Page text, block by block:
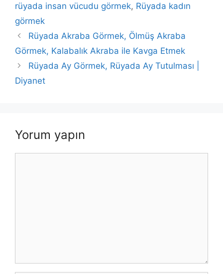
rüyada insan vücudu görmek, Rüyada kadın
görmek
Rüyada Akraba Görmek, Ölmüş Akraba
Görmek, Kalabalık Akraba ile Kavga Etmek
Rüyada Ay Görmek, Rüyada Ay Tutulması |
Diyanet
Yorum yapın